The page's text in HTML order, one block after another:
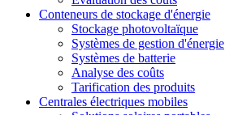
Conteneurs de stockage d'énergie
Stockage photovoltaïque
Systèmes de gestion d'énergie
Systèmes de batterie
Analyse des coûts
Tarification des produits
Centrales électriques mobiles